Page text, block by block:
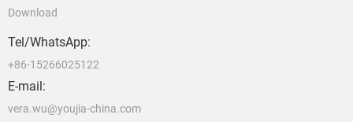
Download
Tel/WhatsApp:
+86-15266025122
E-mail:
vera.wu@youjia-china.com